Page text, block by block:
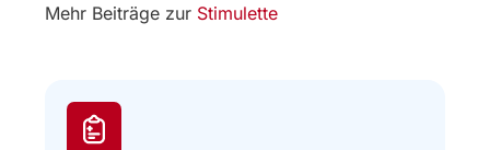
Mehr Beiträge zur Stimulette